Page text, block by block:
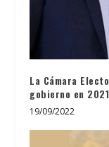
La Cámara
gobierno en 2021
19/09/2022